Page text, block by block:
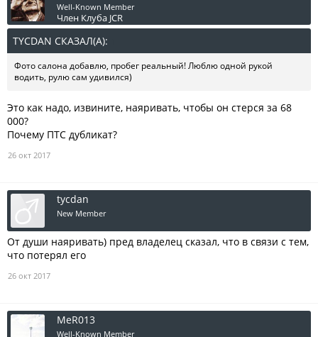
Well-Known Member
Член Клуба JCR
TYCDAN СКАЗАЛ(А):
Фото салона добавлю, пробег реальный! Люблю одной рукой
водить, рулю сам удивился)
Это как надо, извините, наяривать, чтобы он стерся за 68
000?
Почему ПТС дубликат?
26 окт 2017
tycdan
New Member
От души наяривать) пред владелец сказал, что в связи с тем,
что потерял его
26 окт 2017
MeR013
Well-Known Member